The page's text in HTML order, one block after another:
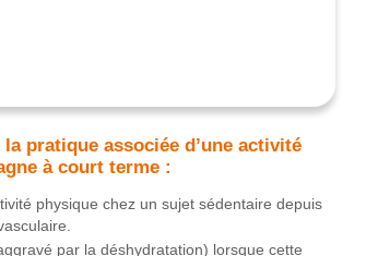
pratique associée d’une activité
à court terme :
physique chez un sujet sédentaire depuis
par la déshydratation) lorsque cette